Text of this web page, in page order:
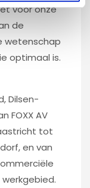
voor onze
de
wetenschap
optimaal is.
Dilsen-
FOXX AV
tot
en van